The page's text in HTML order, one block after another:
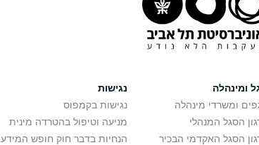
ומינהלה
ומשרדי מינהלה
הסגל המנהלי
הסגל האקדמי הבכיר
נגישות
נגישות בקמפוס
מניעה וטיפול בהטרדה מינית
הנחיות בדבר חוק חופש המידע